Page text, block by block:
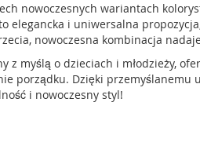
nowoczesnych wariantach
elegancka i uniwersalna
nowoczesna kombinacja
z myślą o dzieciach i młodzieży,
porządku. Dzięki przemyślanemu
i nowoczesny styl!